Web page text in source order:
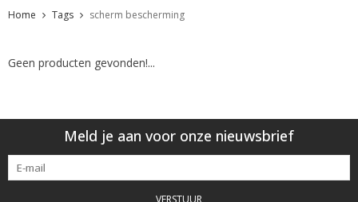
Home Tags scherm bescherming
Geen producten gevonden!...
Meld je aan voor onze nieuwsbrief
VERSTUUR